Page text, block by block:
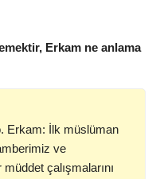
Erkam ne anlama
Erkam: İlk müslüman
ve
çalışmalarını